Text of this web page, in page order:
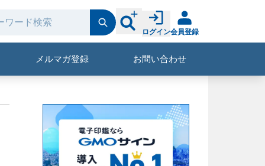
ログイン会員登録
メルマガ登録 お問い合わせ